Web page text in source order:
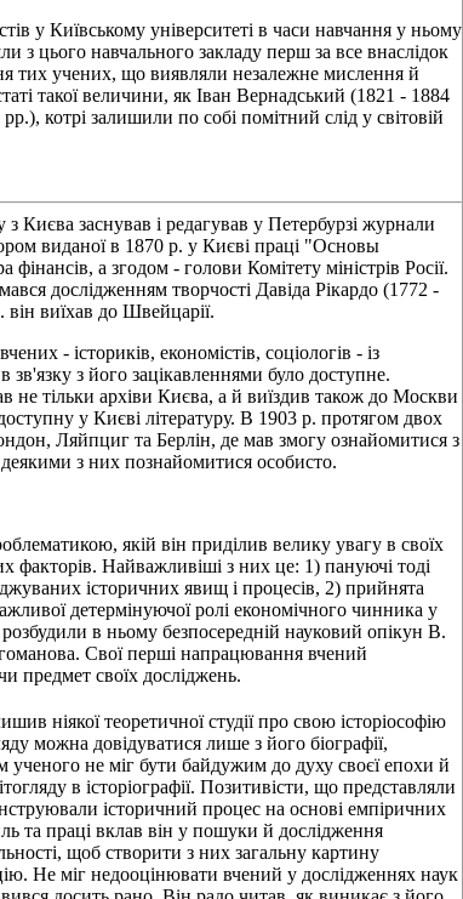
у Київському університеті в часи навчання у ньому
з цього навчального закладу перш за все внаслідок
тих учених, що виявляли незалежне мислення й
такої величини, як Іван Вернадський (1821 - 1884
котрі залишили по собі помітний слід у світовій
Києва заснував і редагував у Петербурзі журнали
виданої в 1870 р. у Києві праці "Основы
а згодом - голови Комітету міністрів Росії.
дослідженням творчості Давіда Рікардо (1772 -
виїхав до Швейцарії.
- істориків, економістів, соціологів - із
з його зацікавленнями було доступне.
не тільки архіви Києва, а й виїздив також до Москви
у Києві літературу. В 1903 р. протягом двох
Ляйпциг та Берлін, де мав змогу ознайомитися з
з них познайомитися особисто.
якій він приділив велику увагу в своїх
факторів. Найважливіші з них це: 1) пануючі тоді
історичних явищ і процесів, 2) прийнята
детермінуючої ролі економічного чинника у
в ньому безпосередній науковий опікун В.
Свої перші напрацювання вчений
предмет своїх досліджень.
ніякої теоретичної студії про свою історіософію
можна довідуватися лише з його біографії,
не міг бути байдужим до духу своєї епохи й
в історіографії. Позитивісти, що представляли
історичний процес на основі емпіричних
та праці вклав він у пошуки й дослідження
щоб створити з них загальну картину
Не міг недооцінювати вчений у дослідженнях наук